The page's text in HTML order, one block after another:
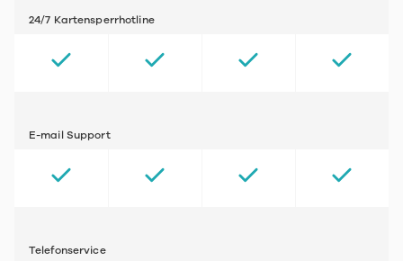
24/7 Kartensperrhotline
E-mail Support
Telefonservice